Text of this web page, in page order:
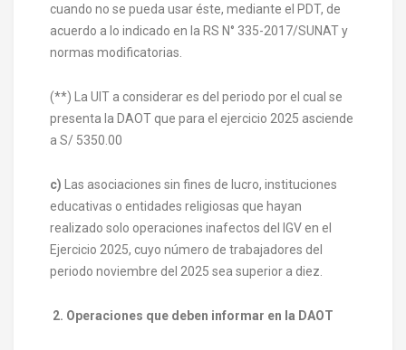
cuando no se pueda usar éste, mediante el PDT, de
acuerdo a lo indicado en la RS N° 335-2017/SUNAT y
normas modificatorias.
(**) La UIT a considerar es del periodo por el cual se
presenta la DAOT que para el ejercicio 2025 asciende
a S/ 5350.00
c)
Las asociaciones sin fines de lucro, instituciones
educativas o entidades religiosas que hayan
realizado solo operaciones inafectos del IGV en el
Ejercicio 2025, cuyo número de trabajadores del
periodo noviembre del 2025 sea superior a diez.
2. Operaciones que deben informar en la DAOT